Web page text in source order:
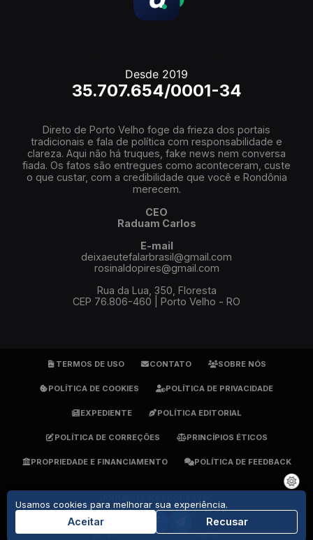
Desde 2019
35.707.654/0001-34
Direto de Porto Velho foge da frieza dos portais
tradicionais e fala de política com responsabilidade e
clareza. Aqui não há truques, fake news nem conversa
fiada. Os fatos são entregues como aconteceram, custe
o que custar, com a credibilidade que você e Rondônia
merecem.
CEO
Raduam Carlos
E-mail
deixaeutefalarbrasil@gmail.com
rosinaldopires@gmail.com
Rua da Lua, 350, Floresta
CEP 76.806-460 | Porto Velho - RO
TERMOS DE USO CONTATO SOBRE NÓS
POLÍTICA DE COOKIES POLÍTICA DE PRIVACIDADE
EXPEDIENTE POLÍTICA EDITORIAL
POLÍTICA DE CORREÇÕES PRINCÍPIOS ÉTICOS
PROPRIEDADE E FINANCIAMENTO POLÍTICA DE FEEDBACK
Rosinaldo Pires - DRT 1905
Developed ByGrupoDeixa.
Usamos cookies para melhorar sua experiência.
Aceitar Recusar